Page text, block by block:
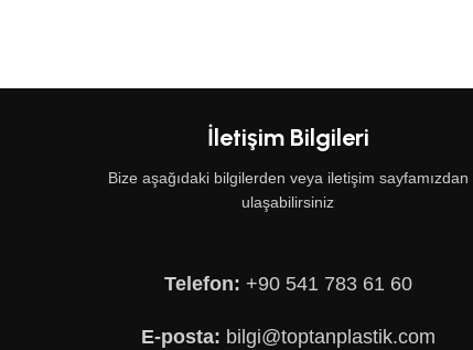
İletişim Bilgileri
Bize aşağıdaki bilgilerden veya iletişim sayfamızdan
ulaşabilirsiniz
Telefon: +90 541 783 61 60
E-posta: bilgi@toptanplastik.com